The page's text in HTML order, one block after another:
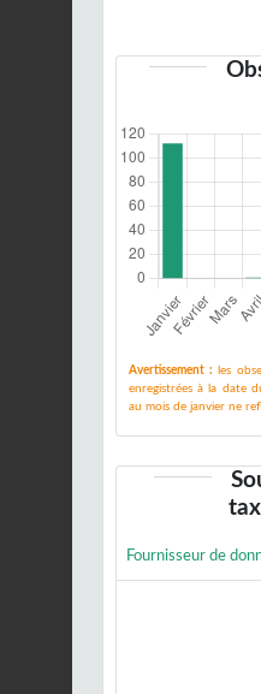
Avertissement : les
enregistrées à la date
au mois de janvier ne
Fournisseur de